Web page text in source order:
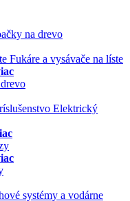
na drevo
Fukáre a vysávače na líste
Elektrický